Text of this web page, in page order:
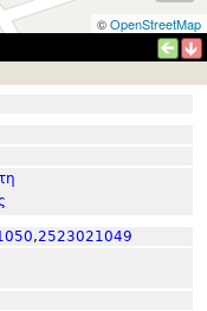
©OpenStreetMap
,2523021049